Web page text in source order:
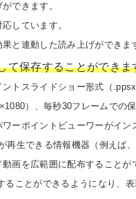
できます。
しています。
と連動した読み上げができま
て保存することができま
トスライドショー形式（
）、毎秒30フレームでの保
ーポイントビューワーがイ
再生できる情報機器（例えば
画を広範囲に配布することが
ことができるようになり、表